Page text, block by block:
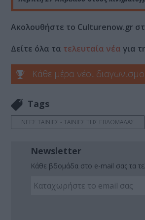
Ακολουθήστε το Culturenow.gr
Δείτε όλα τα τελευταία νέα για
Κάθε μέρα νέοι
Tags
ΝΕΕΣ ΤΑΙΝΙΕΣ - ΤΑΙΝΙΕΣ ΤΗΣ ΕΒΔΟΜΑΔΑΣ
Newsletter
Κάθε βδομάδα στο e-mail σας τα